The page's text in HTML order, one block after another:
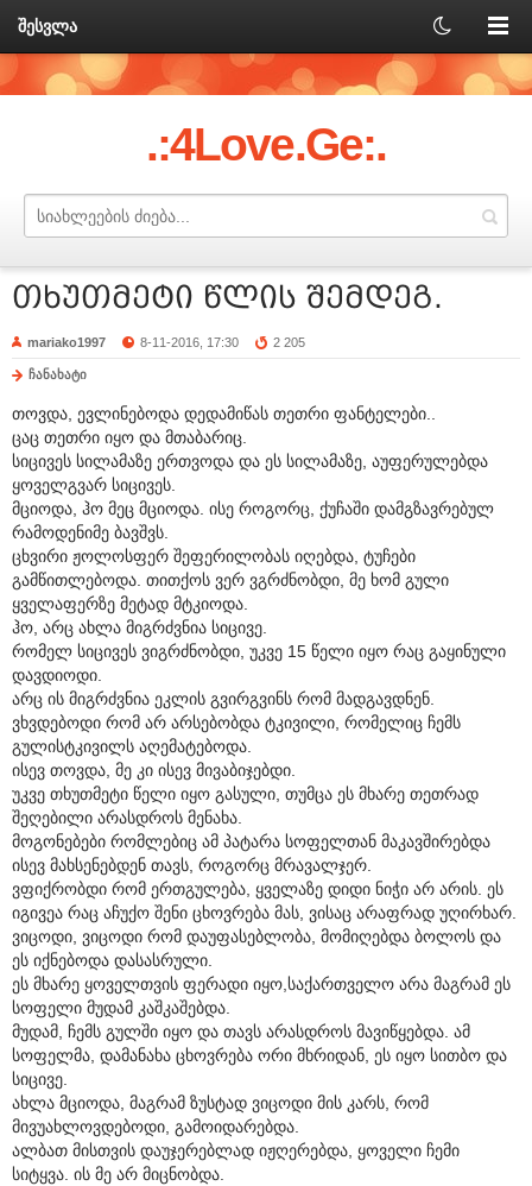
შესვლა
.:4Love.Ge:.
თხუთმეტი წლის შემდეგ.
mariako1997 8-11-2016, 17:30 2 205
ჩანახატი
თოვდა, ევლინებოდა დედამიწას თეთრი ფანტელები..
ცაც თეთრი იყო და მთაბარიც.
სიცივეს სილამაზე ერთვოდა და ეს სილამაზე, აუფერულებდა
ყოველგვარ სიცივეს.
მციოდა, ჰო მეც მციოდა. ისე როგორც, ქუჩაში დამგზავრებულ
რამოდენიმე ბავშვს.
ცხვირი ჟოლოსფერ შეფერილობას იღებდა, ტუჩები
გამწითლებოდა. თითქოს ვერ ვგრძნობდი, მე ხომ გული
ყველაფერზე მეტად მტკიოდა.
ჰო, არც ახლა მიგრძვნია სიცივე.
რომელ სიცივეს ვიგრძნობდი, უკვე 15 წელი იყო რაც გაყინული
დავდიოდი.
არც ის მიგრძვნია ეკლის გვირგვინს რომ მადგავდნენ.
ვხვდებოდი რომ არ არსებობდა ტკივილი, რომელიც ჩემს
გულისტკივილს აღემატებოდა.
ისევ თოვდა, მე კი ისევ მივაბიჯებდი.
უკვე თხუთმეტი წელი იყო გასული, თუმცა ეს მხარე თეთრად
შეღებილი არასდროს მენახა.
მოგონებები რომლებიც ამ პატარა სოფელთან მაკავშირებდა
ისევ მახსენებდენ თავს, როგორც მრავალჯერ.
ვფიქრობდი რომ ერთგულება, ყველაზე დიდი ნიჭი არ არის. ეს
იგივეა რაც აჩუქო შენი ცხოვრება მას, ვისაც არაფრად უღირხარ.
ვიცოდი, ვიცოდი რომ დაუფასებლობა, მომიღებდა ბოლოს და
ეს იქნებოდა დასასრული.
ეს მხარე ყოველთვის ფერადი იყო,საქართველო არა მაგრამ ეს
სოფელი მუდამ კაშკაშებდა.
მუდამ, ჩემს გულში იყო და თავს არასდროს მავიწყებდა. ამ
სოფელმა, დამანახა ცხოვრება ორი მხრიდან, ეს იყო სითბო და
სიცივე.
ახლა მციოდა, მაგრამ ზუსტად ვიცოდი მის კარს, რომ
მივუახლოვდებოდი, გამოიდარებდა.
ალბათ მისთვის დაუჯერებლად იჟღერებდა, ყოველი ჩემი
სიტყვა. ის მე არ მიცნობდა.